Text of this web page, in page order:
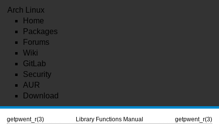
Arch Linux
Home
Packages
Forums
Wiki
GitLab
Security
AUR
Download
getpwent_r(3) Library Functions Manual getpwent_r(3)